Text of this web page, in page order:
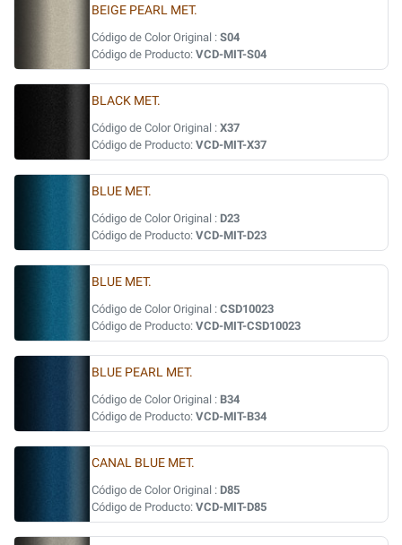
BEIGE PEARL MET.
Código de Color Original : S04
Código de Producto: VCD-MIT-S04
BLACK MET.
Código de Color Original : X37
Código de Producto: VCD-MIT-X37
BLUE MET.
Código de Color Original : D23
Código de Producto: VCD-MIT-D23
BLUE MET.
Código de Color Original : CSD10023
Código de Producto: VCD-MIT-CSD10023
BLUE PEARL MET.
Código de Color Original : B34
Código de Producto: VCD-MIT-B34
CANAL BLUE MET.
Código de Color Original : D85
Código de Producto: VCD-MIT-D85